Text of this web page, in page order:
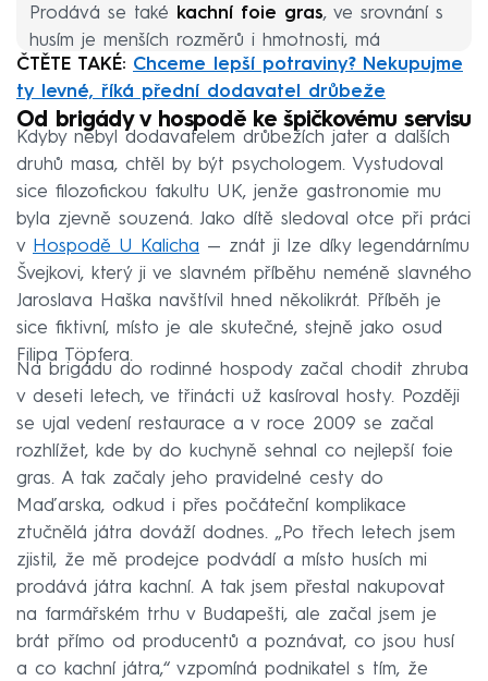
Prodává se také kachní foie gras, ve srovnání s
husím je menších rozměrů i hmotnosti, má
výraznější aroma a je cenově i celkově
dostupnější.
ČTĚTE TAKÉ: Chceme lepší potraviny? Nekupujme
ty levné, říká přední dodavatel drůbeže
Od brigády v hospodě ke špičkovému servisu
Kdyby nebyl dodavatelem drůbežích jater a dalších
druhů masa, chtěl by být psychologem. Vystudoval
sice filozofickou fakultu UK, jenže gastronomie mu
byla zjevně souzená. Jako dítě sledoval otce při práci
v Hospodě U Kalicha — znát ji lze díky legendárnímu
Švejkovi, který ji ve slavném příběhu neméně slavného
Jaroslava Haška navštívil hned několikrát. Příběh je
sice fiktivní, místo je ale skutečné, stejně jako osud
Filipa Töpfera.
Na brigádu do rodinné hospody začal chodit zhruba
v deseti letech, ve třinácti už kasíroval hosty. Později
se ujal vedení restaurace a v roce 2009 se začal
rozhlížet, kde by do kuchyně sehnal co nejlepší foie
gras. A tak začaly jeho pravidelné cesty do
Maďarska, odkud i přes počáteční komplikace
ztučnělá játra dováží dodnes. „Po třech letech jsem
zjistil, že mě prodejce podvádí a místo husích mi
prodává játra kachní. A tak jsem přestal nakupovat
na farmářském trhu v Budapešti, ale začal jsem je
brát přímo od producentů a poznávat, co jsou husí
a co kachní játra,“ vzpomíná podnikatel s tím, že